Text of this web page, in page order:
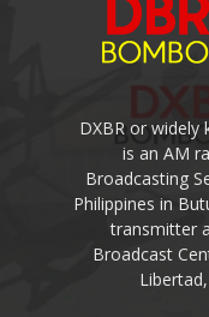
DXBR or widely
is an AM
Broadcasting
Philippines in
transmitter
Broadcast